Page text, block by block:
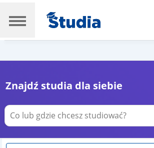
Znajdź studia dla siebie